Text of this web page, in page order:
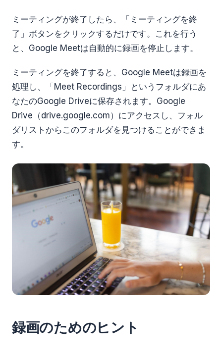
ミーティングが終了したら、「ミーティングを終
了」ボタンをクリックするだけです。これを行う
と、Google Meetは自動的に録画を停止します。
ミーティングを終了すると、Google Meetは録画を
処理し、「Meet Recordings」というフォルダにあ
なたのGoogle Driveに保存されます。Google
Drive（drive.google.com）にアクセスし、フォル
ダリストからこのフォルダを見つけることができま
す。
録画のためのヒント